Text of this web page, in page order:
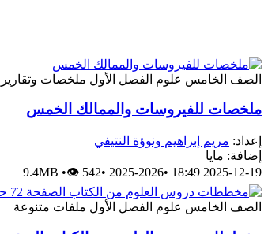
الصف الخامس علوم الفصل الأول ملخصات وتقارير
ملخصات للفيروسات والممالك الخمس
إعداد: مريم إبراهيم ونوؤة النتيفي
إضافة: مايا
2025-12-19 18:49
•
2025-2026
•
9.4MB •👁 542
الصف الخامس علوم الفصل الأول ملفات متنوعة